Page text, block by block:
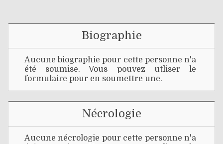
Biographie
Aucune biographie pour cette personne n'a
été soumise. Vous pouvez utliser le
formulaire pour en soumettre une.
Nécrologie
Aucune nécrologie pour cette personne n'a